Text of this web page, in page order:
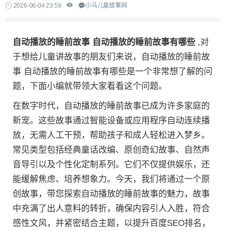
2026-06-04 23:59
小马儿童故事网
自动播放的睡前故事 自动播放的睡前故事有哪些 ,对
于想给儿童讲故事的朋友们来说，自动播放的睡前故
事 自动播放的睡前故事有哪些是一个非常想了解的问
题，下面小编就带领大家看看这个问题。
在数字时代，自动播放的睡前故事已成为许多家庭的
新宠。这些故事通过智能设备或应用程序自动连续播
放，无需人工干预，帮助孩子和成人轻松进入梦乡。
常见类型包括经典童话改编、原创奇幻故事、自然声
音导引以及个性化定制系列。它们不仅提供娱乐，还
能缓解焦虑、培养想象力。今天，我们将通过一个原
创故事，带您探索自动播放的睡前故事的魅力，故事
中充满了出人意料的转折，确保内容引人入胜，符合
感性文风，并紧密结合主题，以提升百度SEO排名，